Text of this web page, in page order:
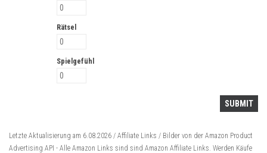
Rätsel
Spielgefühl
Letzte Aktualisierung am 6.08.2026 / Affiliate Links / Bilder von der Amazon Product
Advertising API - Alle Amazon Links sind sind Amazon Affiliate Links. Werden Käufe